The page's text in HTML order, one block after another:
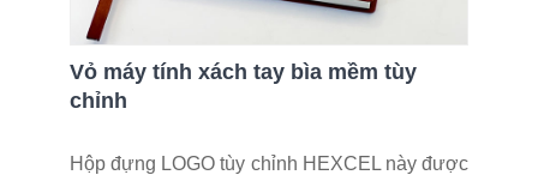
Vỏ máy tính xách tay bìa mềm tùy
chỉnh
Hộp đựng LOGO tùy chỉnh HEXCEL này được